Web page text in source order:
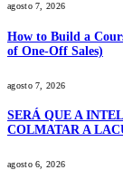
agosto 7, 2026
How to Build a
of One-Off Sales)
agosto 7, 2026
SERÁ QUE A
COLMATAR A
agosto 6, 2026